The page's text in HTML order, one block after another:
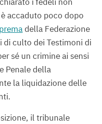
accaduto poco dopo
della Federazione
di culto dei Testimoni di
sé un crimine ai sensi
Penale della
la liquidazione delle
il tribunale